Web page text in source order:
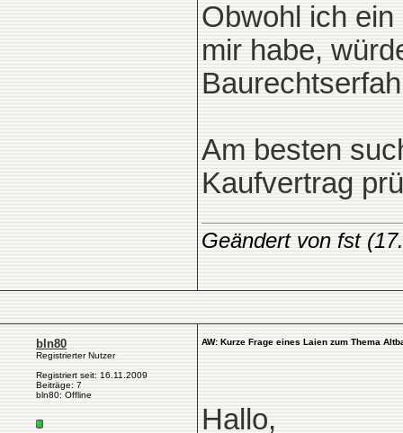
Obwohl ich
mir habe,
Am besten
Kaufvertrag
Geändert von fst
bln80
Registrierter Nutzer
Registriert seit: 16.11.2009
Beiträge: 7
bln80: Offline
AW: Kurze Frage eines Laien zum Thema
Hallo,